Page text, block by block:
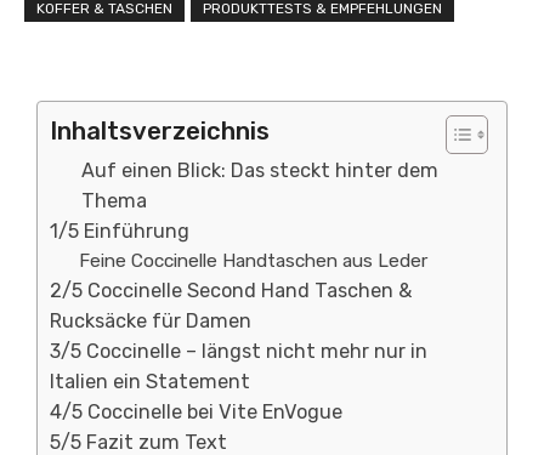
KOFFER & TASCHEN PRODUKTTESTS & EMPFEHLUNGEN
Inhaltsverzeichnis
Auf einen Blick: Das steckt hinter dem
Thema
1/5 Einführung
Feine Coccinelle Handtaschen aus Leder
2/5 Coccinelle Second Hand Taschen &
Rucksäcke für Damen
3/5 Coccinelle – längst nicht mehr nur in
Italien ein Statement
4/5 Coccinelle bei Vite EnVogue
5/5 Fazit zum Text